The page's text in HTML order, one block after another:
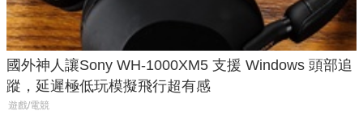
國外神人讓Sony WH-1000XM5 支援 Windows 頭部追
蹤，延遲極低玩模擬飛行超有感
遊戲/電競